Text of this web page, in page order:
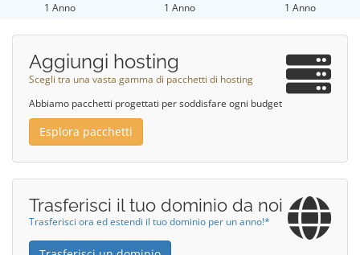
1 Anno 1 Anno 1 Anno
Aggiungi hosting
Scegli tra una vasta gamma di pacchetti di hosting
Abbiamo pacchetti progettati per soddisfare ogni budget
Esplora pacchetti
Trasferisci il tuo dominio da noi
Trasferisci ora ed estendi il tuo dominio per un anno!*